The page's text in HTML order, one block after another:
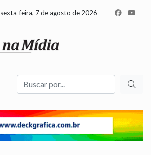
sexta-feira, 7 de agosto de 2026
Buscar